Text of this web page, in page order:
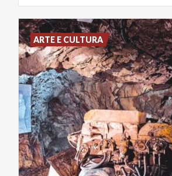
ARTE E CULTURA